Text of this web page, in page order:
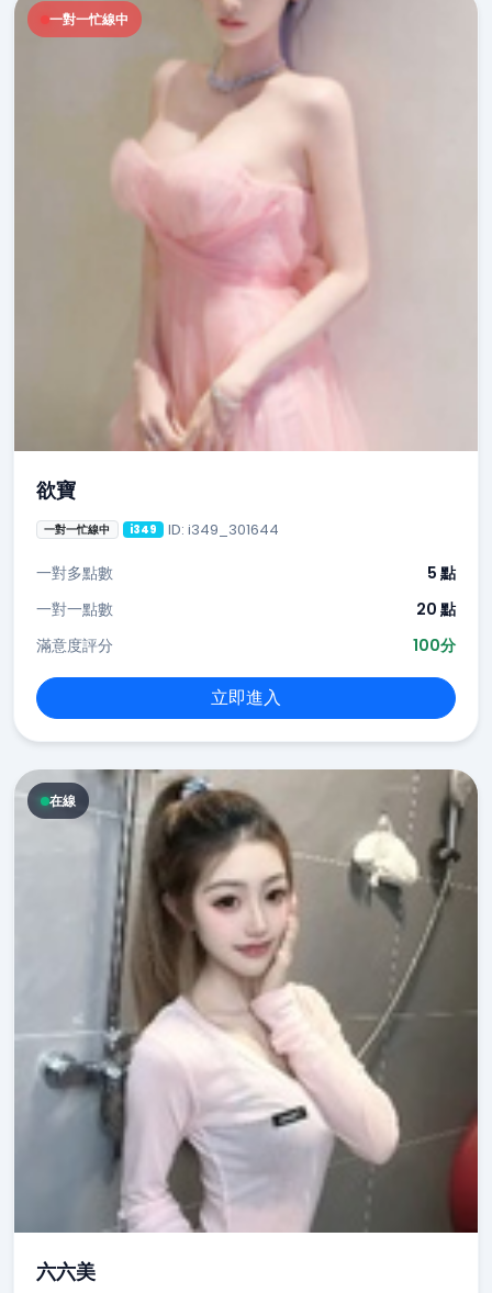
一對一忙線中
欲寶
一對一忙線中 i349 ID: i349_301644
一對多點數
5 點
一對一點數
20 點
滿意度評分
100分
立即進入
在線
六六美